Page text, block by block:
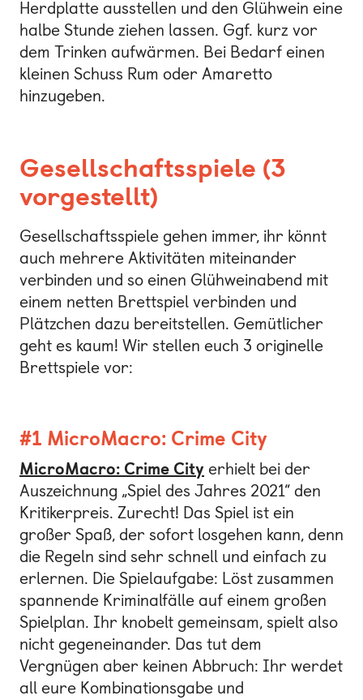
Herdplatte ausstellen und den Glühwein eine
halbe Stunde ziehen lassen. Ggf. kurz vor
dem Trinken aufwärmen. Bei Bedarf einen
kleinen Schuss Rum oder Amaretto
hinzugeben.
Gesellschaftsspiele (3
vorgestellt)
Gesellschaftsspiele gehen immer, ihr könnt
auch mehrere Aktivitäten miteinander
verbinden und so einen Glühweinabend mit
einem netten Brettspiel verbinden und
Plätzchen dazu bereitstellen. Gemütlicher
geht es kaum! Wir stellen euch 3 originelle
Brettspiele vor:
#1 MicroMacro: Crime City
MicroMacro: Crime City erhielt bei der
Auszeichnung „Spiel des Jahres 2021“ den
Kritikerpreis. Zurecht! Das Spiel ist ein
großer Spaß, der sofort losgehen kann, denn
die Regeln sind sehr schnell und einfach zu
erlernen. Die Spielaufgabe: Löst zusammen
spannende Kriminalfälle auf einem großen
Spielplan. Ihr knobelt gemeinsam, spielt also
nicht gegeneinander. Das tut dem
Vergnügen aber keinen Abbruch: Ihr werdet
all eure Kombinationsgabe und